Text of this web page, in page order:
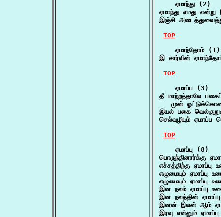
    ஏமாந்து (2)
ஏமாந்து எமது என்று
இஞ்சி
TOP
    ஏமாந்தோம் (1)
இ சார்வின்
TOP
    ஏமாப்ப (3)
தீ மாற்றத்தாலே
முன்
இயல் பகை
செல்வுழியும்
TOP
    ஏமாப்பு (8)
பொருந்தினார்க்கு
எச்சத்திற்கு ஏமாப்பு
எழுமையும் ஏமாப்பு
எழுமையும் ஏமாப்பு
இன நலம் ஏமாப்பு
இன நலத்தின்
இனன் இலன் ஆம்
இரவு என்னும்